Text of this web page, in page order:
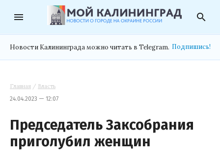
menu search
Новости Калининграда можно читать в Telegram. Подпишись!
Главная / Власть
24.04.2023 — 12:07
Председатель Заксобрания
приголубил женщин